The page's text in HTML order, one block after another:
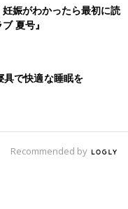
娠がわかったら最初に読
夏号』
具で快適な睡眠を
Recommended by